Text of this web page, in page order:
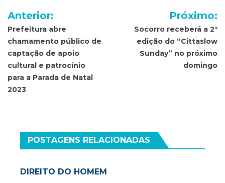
Navegação
de
Post
Anterior:
Prefeitura abre
chamamento público de
captação de apoio
cultural e patrocínio
para a Parada de Natal
2023
Próximo:
Socorro receberá a 2ª
edição do “Cittaslow
Sunday” no próximo
domingo
POSTAGENS RELACIONADAS
DIREITO DO HOMEM